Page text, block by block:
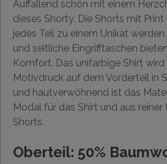
Auffallend schön mit einem
dieses Shorty. Die Shorts mit
jedes Teil zu einem Unikat
und seitliche Eingrifftaschen
Komfort. Das unifarbige Shirt
Motivdruck auf dem Vorderteil in
und hautverwöhnend ist das
Modal für das Shirt und aus
Shorts.
Oberteil: 50%